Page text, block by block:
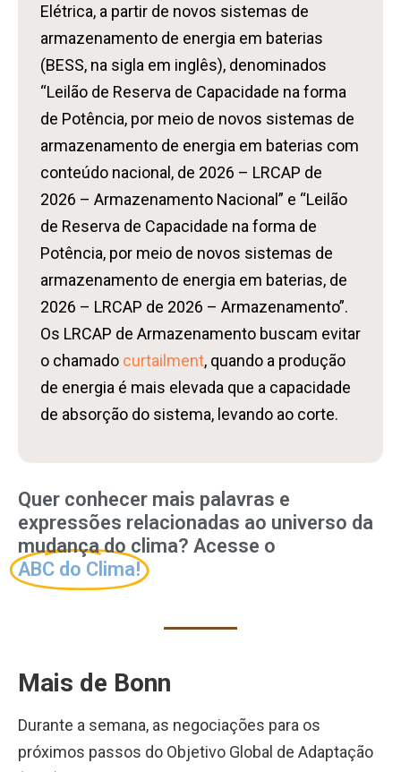
Elétrica, a partir de novos sistemas de
armazenamento de energia em baterias
(BESS, na sigla em inglês), denominados
“Leilão de Reserva de Capacidade na forma
de Potência, por meio de novos sistemas de
armazenamento de energia em baterias com
conteúdo nacional, de 2026 – LRCAP de
2026 – Armazenamento Nacional” e “Leilão
de Reserva de Capacidade na forma de
Potência, por meio de novos sistemas de
armazenamento de energia em baterias, de
2026 – LRCAP de 2026 – Armazenamento”.
Os LRCAP de Armazenamento buscam evitar
o chamado curtailment, quando a produção
de energia é mais elevada que a capacidade
de absorção do sistema, levando ao corte.
Quer conhecer mais palavras e
expressões relacionadas ao universo da
mudança do clima? Acesse o
ABC do Clima!
Mais de Bonn
Durante a semana, as negociações para os
próximos passos do Objetivo Global de Adaptação